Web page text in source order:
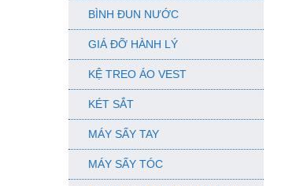
BÌNH ĐUN NƯỚC
GIÁ ĐỠ HÀNH LÝ
KỆ TREO ÁO VEST
KÉT SẮT
MÁY SẤY TAY
MÁY SẤY TÓC